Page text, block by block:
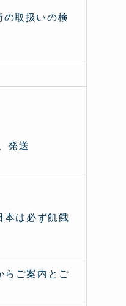
取扱いの検
発送
本は必ず飢餓
ご案内とご